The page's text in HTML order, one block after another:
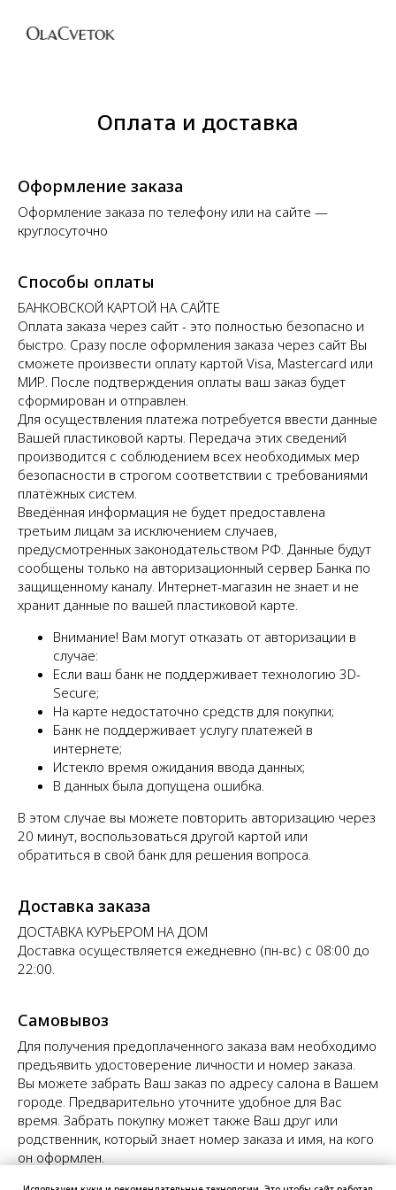
Оплата и доставка
Оформление заказа
Оформление заказа по телефону или на сайте —
круглосуточно
Способы оплаты
БАНКОВСКОЙ КАРТОЙ НА САЙТЕ
Оплата заказа через сайт - это полностью безопасно и
быстро. Сразу после оформления заказа через сайт Вы
сможете произвести оплату картой Visa, Mastercard или
МИР. После подтверждения оплаты ваш заказ будет
сформирован и отправлен.
Для осуществления платежа потребуется ввести данные
Вашей пластиковой карты. Передача этих сведений
производится с соблюдением всех необходимых мер
безопасности в строгом соответствии с требованиями
платёжных систем.
Введённая информация не будет предоставлена
третьим лицам за исключением случаев,
предусмотренных законодательством РФ. Данные будут
сообщены только на авторизационный сервер Банка по
защищенному каналу. Интернет-магазин не знает и не
хранит данные по вашей пластиковой карте.
Внимание! Вам могут отказать от авторизации в
случае:
Если ваш банк не поддерживает технологию 3D-
Secure;
На карте недостаточно средств для покупки;
Банк не поддерживает услугу платежей в
интернете;
Истекло время ожидания ввода данных;
В данных была допущена ошибка.
В этом случае вы можете повторить авторизацию через
20 минут, воспользоваться другой картой или
обратиться в свой банк для решения вопроса.
Доставка заказа
ДОСТАВКА КУРЬЕРОМ НА ДОМ
Доставка осуществляется ежедневно (пн-вс) с 08:00 до
22:00.
Самовывоз
Для получения предоплаченного заказа вам необходимо
предъявить удостоверение личности и номер заказа.
Вы можете забрать Ваш заказ по адресу салона в Вашем
городе. Предварительно уточните удобное для Вас
время. Забрать покупку может также Ваш друг или
родственник, который знает номер заказа и имя, на кого
он оформлен.